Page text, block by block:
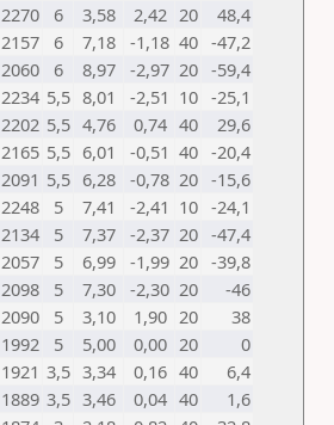
2270 6 3,58 2,42 20
48,4
2157 6 7,18 -1,18 40 -47,2
2060 6 8,97 -2,97 20 -59,4
2234 5,5 8,01 -2,51 10 -25,1
2202 5,5 4,76 0,74 40
29,6
2165 5,5 6,01 -0,51 40 -20,4
2091 5,5 6,28 -0,78 20 -15,6
2248 5 7,41 -2,41 10 -24,1
2134 5 7,37 -2,37 20 -47,4
2057 5 6,99 -1,99 20 -39,8
2098 5 7,30 -2,30 20
-46
2090 5 3,10 1,90 20
38
1992 5 5,00 0,00 20
0
1921 3,5 3,34 0,16 40
6,4
1889 3,5 3,46 0,04 40
1,6